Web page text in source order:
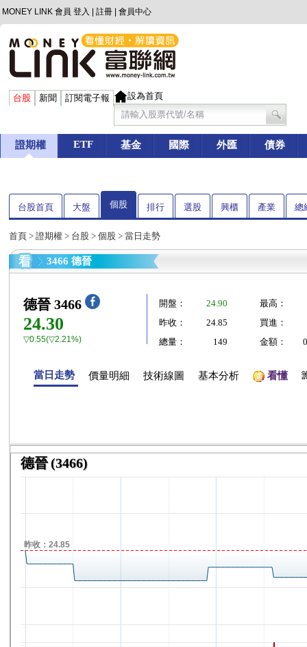
MONEY LINK 會員 登入 註冊 會員中心
台股 新聞 訂閱電子報 設為首頁
證期權 ETF 基金 國際 外匯 債券
台股首頁 大盤 個股 排行 選股 興櫃 產業 總
首頁 > 證期權 > 台股 > 個股 > 當日走勢
3466 德晉
德晉 3466
24.30
▽0.55(▽2.21%)
開盤： 24.90
最高：
昨收：
24.85
買進：
總量：
149 金額：
當日走勢 價量明細 技術線圖 基本分析 看懂